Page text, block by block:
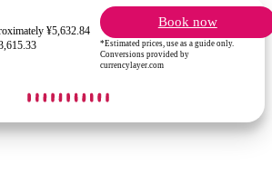
¥5,632.84
Book now
*Estimated prices, use as a guide only.
Conversions provided by
currencylayer.com